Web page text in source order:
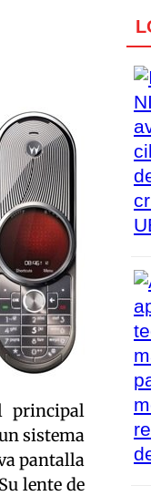
principal
sistema
pantalla
lente de